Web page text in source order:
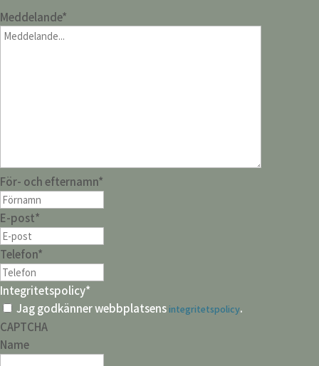
Meddelande*
För- och efternamn*
E-post*
Telefon*
Integritetspolicy*
Jag godkänner webbplatsensintegritetspolicy.
CAPTCHA
Name